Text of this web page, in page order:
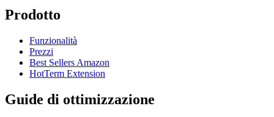
Prodotto
Funzionalità
Prezzi
Best Sellers Amazon
HotTerm Extension
Guide di ottimizzazione